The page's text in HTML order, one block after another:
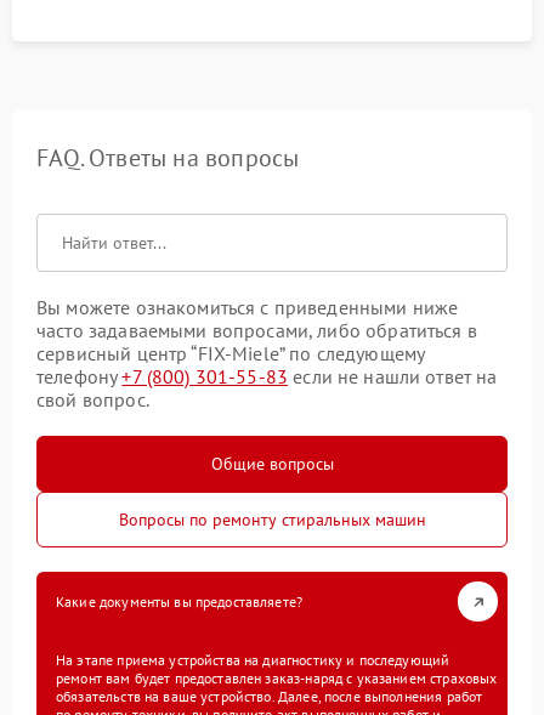
FAQ. Ответы на вопросы
Вы можете ознакомиться с приведенными ниже
часто задаваемыми вопросами, либо обратиться в
сервисный центр “FIX-Miele” по следующему
телефону+7 (800) 301-55-83 если не нашли ответ на
свой вопрос.
Общие вопросы
Вопросы по ремонту стиральных машин
Какие документы вы предоставляете?
На этапе приема устройства на диагностику и последующий
ремонт вам будет предоставлен заказ-наряд с указанием страховых
обязательств на ваше устройство. Далее, после выполнения работ